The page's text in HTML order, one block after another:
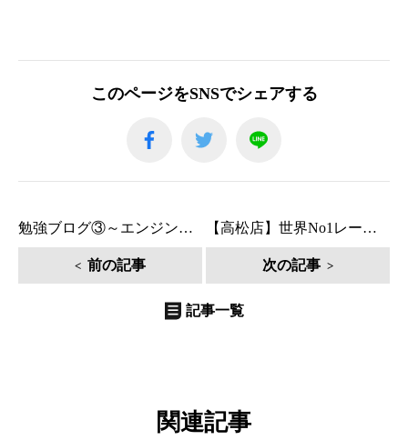
このページをSNSでシェアする
勉強ブログ③～エンジンオイルの役割～
前の記事
記事一覧
【高松店】世界No1レーシングブーツ！
次の記事
関連記事